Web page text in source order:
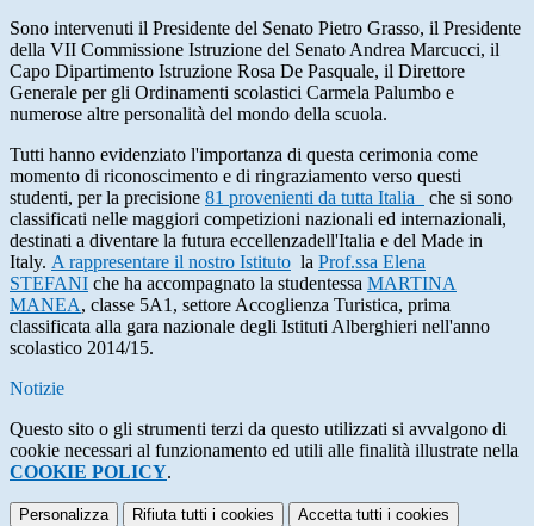
Sono intervenuti il Presidente del Senato Pietro Grasso, il Presidente
della VII Commissione Istruzione del Senato Andrea Marcucci, il
Capo Dipartimento Istruzione Rosa De Pasquale, il Direttore
Generale per gli Ordinamenti scolastici Carmela Palumbo e
numerose altre personalità del mondo della scuola.
Tutti hanno evidenziato l'importanza di questa cerimonia come
momento di riconoscimento e di ringraziamento verso questi
studenti, per la precisione 81 provenienti da tutta Italia
che si sono
classificati nelle maggiori competizioni nazionali ed internazionali,
destinati a diventare la futura eccellenzadell'Italia e del Made in
Italy. A rappresentare il nostro Istituto la Prof.ssa Elena
STEFANI che ha accompagnato la studentessa MARTINA
MANEA, classe 5A1, settore Accoglienza Turistica, prima
classificata alla gara nazionale degli Istituti Alberghieri nell'anno
scolastico 2014/15.
Notizie
Questo sito o gli strumenti terzi da questo utilizzati si avvalgono di
cookie necessari al funzionamento ed utili alle finalità illustrate nella
COOKIE POLICY.
Personalizza Rifiuta tutti i cookies Accetta tutti i cookies